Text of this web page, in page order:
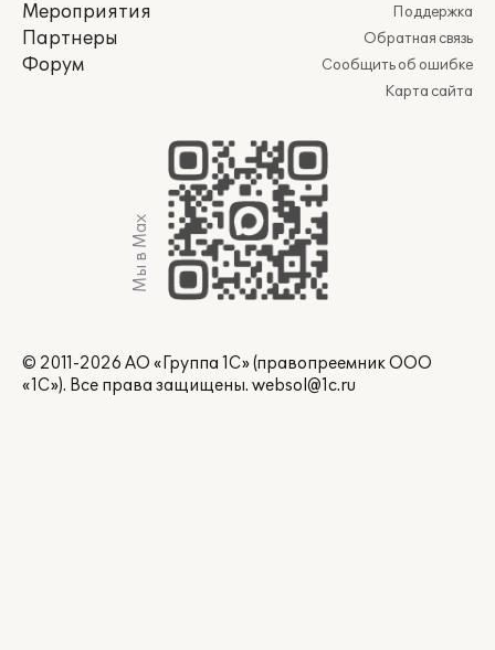
Мероприятия
Партнеры
Форум
Поддержка
Обратная связь
Сообщить об ошибке
Карта сайта
Мы в Max
© 2011-2026 АО «Группа 1С» (правопреемник ООО
«1С»). Все права защищены. websol@1c.ru